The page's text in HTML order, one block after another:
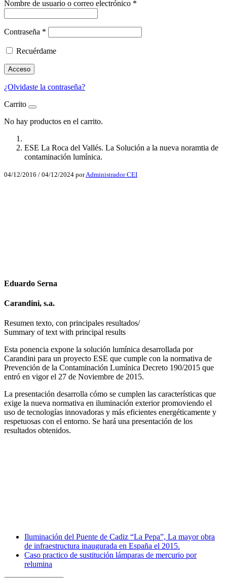
Nombre de usuario o correo electrónico *
Contraseña *
Recuérdame
Acceso
¿Olvidaste la contraseña?
Carrito
No hay productos en el carrito.
ESE La Roca del Vallés. La Solución a la nueva noramtia de
contaminación lumínica.
04/12/2016 / 04/12/2024 porAdministrador CEI
Eduardo Serna
Carandini, s.a.
Resumen texto, con principales resultados/
Summary of text with principal results
Esta ponencia expone la solución lumínica desarrollada por
Carandini para un proyecto ESE que cumple con la normativa de
Prevención de la Contaminación Lumínica Decreto 190/2015 que
entró en vigor el 27 de Noviembre de 2015.
La presentación desarrolla cómo se cumplen las características que
exige la nueva normativa en iluminación exterior promoviendo el
uso de tecnologías innovadoras y más eficientes energéticamente y
respetuosas con el entorno. Se hará una presentación de los
resultados obtenidos.
WhatsApp
Iluminación del Puente de Cadiz “La Pepa”, La mayor obra
de infraestructura inaugurada en España el 2015.
Caso practico de sustitución lámparas de mercurio por
relumina